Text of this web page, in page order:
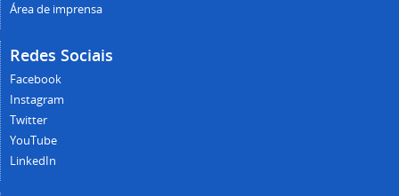
Área de imprensa
Redes Sociais
Facebook
Instagram
Twitter
YouTube
LinkedIn